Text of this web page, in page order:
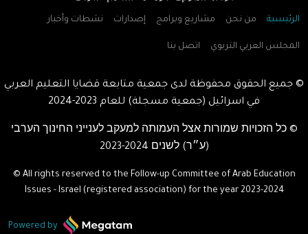
الرئيسية من نحن مشاريع وبرامج إصدارات نشطات وأخبار
المجلس العربي التربوي اتصل بنا
© جميع الحقوق محفوظة لدى جمعية متابعة قضايا التعليم العربي
في اسرائيل (جمعية مسجلة) للعام
© כל הזכויות שמורות אצל העמותה למעקב לענייני החינוך הערבי
(ע״ר) לשנים
© All rights reserved to the Follow-up Committee of Arab Education
Issues - Israel (registered association) for the year2023-2024
Powered by